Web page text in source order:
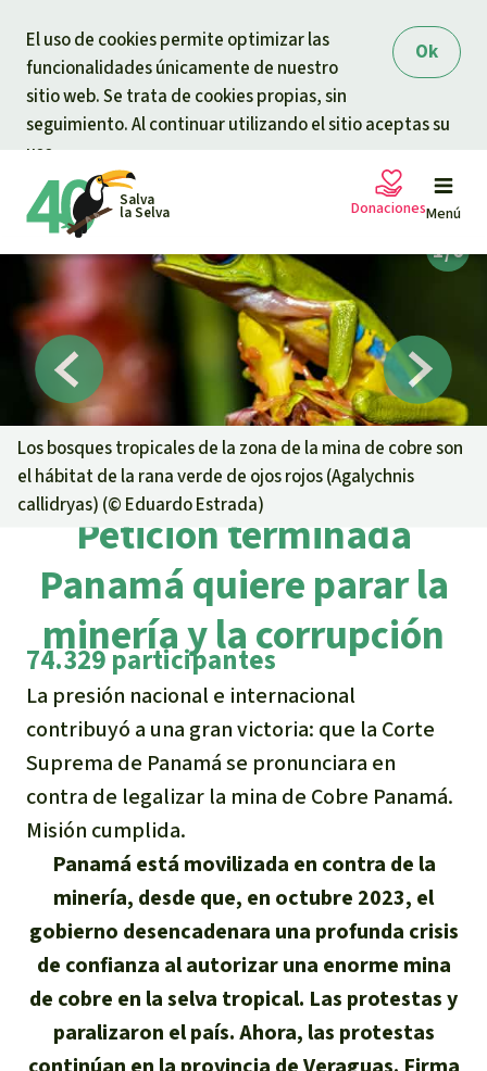
Ok
El uso de cookies permite optimizar las
funcionalidades únicamente de nuestro
sitio web. Se trata de cookies propias, sin
seguimiento. Al continuar utilizando el sitio aceptas su
uso.
Salva
la Selva Menú
Peticiones
Proyectos
Informaciones
Informaciones
Éxitos y Noticias
Suscribirme al boletín
Prensa
Widget Salva la Selva
Temas
Clima
Madera tropical
Biodiversidad
Selva tropical
Agua
Metales
Minería
Salva la Selva
Acerca de Salva la Selva
40 años Salva la Selva
En los Medios
FAQ
Transparencia
Contacto
Búsqueda
Español
Deutsch
English
Français
Italiano
Português
Indonesia
Donaciones
Tu donación ayuda
Donación general
Urgen donaciones
Certificados de donación
Preguntas y Respuestas
Donar para un tema
Bienestar animal
Defensa de la selva
Defensoras y defensores de la
selva
Donar para una región
Sudeste de Asia
África
Latinoamérica
Los bosques tropicales de la zona de la mina de cobre son
el hábitat de la rana verde de ojos rojos (Agalychnis
callidryas) (© Eduardo Estrada)
Petición terminada
Panamá quiere parar la
minería y la corrupción
74.329 participantes
La presión nacional e internacional
contribuyó a una gran victoria: que la Corte
Suprema de Panamá se pronunciara en
contra de legalizar la mina de Cobre Panamá.
Misión cumplida.
Panamá está movilizada en contra de la
minería, desde que, en octubre 2023, el
gobierno desencadenara una profunda crisis
de confianza al autorizar una enorme mina
de cobre en la selva tropical. Las protestas y
paralizaron el país. Ahora, las protestas